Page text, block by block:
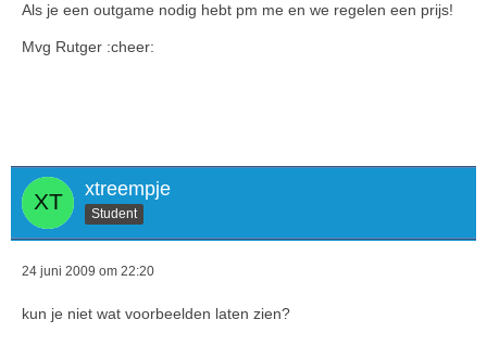
Als je een outgame nodig hebt pm me en we regelen een prijs!
Mvg Rutger :cheer:
xtreempje
Student
24 juni 2009 om 22:20
kun je niet wat voorbeelden laten zien?